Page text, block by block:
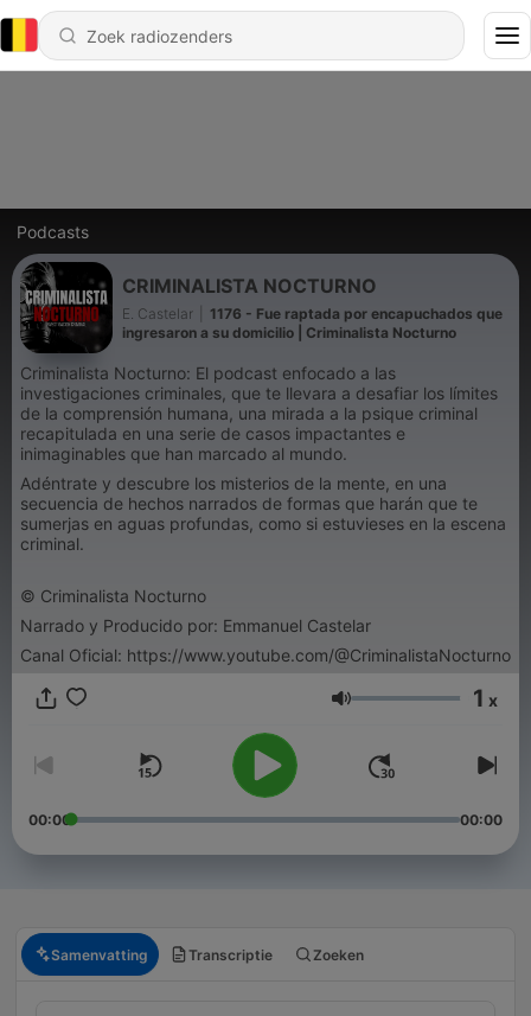
Podcasts
CRIMINALISTA NOCTURNO
E. Castelar
1176 - Fue raptada por encapuchados que
ingresaron a su domicilio | Criminalista Nocturno
Criminalista Nocturno: El podcast enfocado a las
investigaciones criminales, que te llevara a desafiar los límites
de la comprensión humana, una mirada a la psique criminal
recapitulada en una serie de casos impactantes e
inimaginables que han marcado al mundo.
Adéntrate y descubre los misterios de la mente, en una
secuencia de hechos narrados de formas que harán que te
sumerjas en aguas profundas, como si estuvieses en la escena
criminal.
© Criminalista Nocturno
Narrado y Producido por: Emmanuel Castelar
Canal Oficial: https://www.youtube.com/@CriminalistaNocturno
Volume 1 x
00:00 00:00
Samenvatting Transcriptie Zoeken